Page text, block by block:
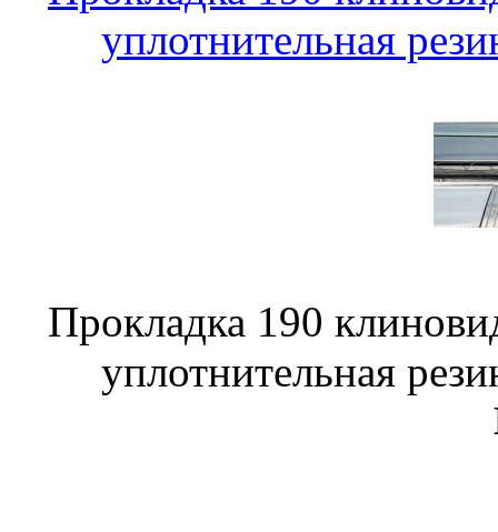
уплотнительная
Прокладка 190
уплотнительная